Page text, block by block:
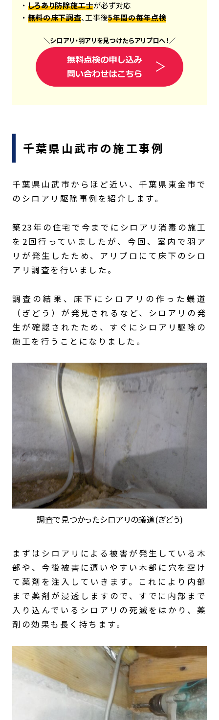
・ しろあり防除施工士が必ず対応
・ 無料の床下調査、工事後5年間の毎年点検
＼シロアリ ・羽アリを見つけたらアリプロへ！／
千葉県山武市の施工事例
千葉県山武市からほど近い、千葉県東金市で
のシロアリ駆除事例を紹介します。
築23年の住宅で今までにシロアリ消毒の施工
を2回行っていましたが、今回、室内で羽ア
リが発生したため、アリプロにて床下のシロ
アリ調査を行いました。
調査の結果、床下にシロアリの作った蟻道
（ぎどう）が発見されるなど、シロアリの発
生が確認されたため、すぐにシロアリ駆除の
施工を行うことになりました。
調査で見つかったシロアリの蟻道(ぎどう)
まずはシロアリによる被害が発生している木
部や、今後被害に遭いやすい木部に穴を空け
て薬剤を注入していきます。これにより内部
まで薬剤が浸透しますので、すでに内部まで
入り込んでいるシロアリの死滅をはかり、薬
剤の効果も長く持ちます。